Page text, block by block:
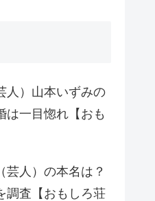
人）山本いずみの
は一目惚れ【おも
芸人）の本名は？
調査【おもしろ荘